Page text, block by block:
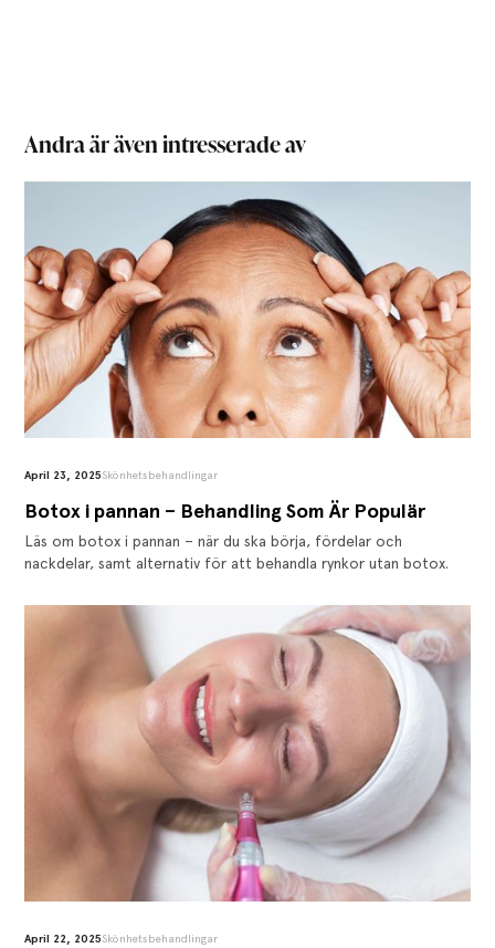
Andra är även intresserade av
April 23, 2025Skönhetsbehandlingar
Botox i pannan – Behandling Som Är Populär
Läs om botox i pannan – när du ska börja, fördelar och
nackdelar, samt alternativ för att behandla rynkor utan botox.
April 22, 2025Skönhetsbehandlingar